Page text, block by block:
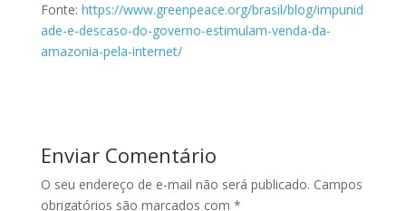
Fonte: https://www.greenpeace.org/brasil/blog/impunid
ade-e-descaso-do-governo-estimulam-venda-da-
amazonia-pela-internet/
Enviar Comentário
O seu endereço de e-mail não será publicado. Campos
obrigatórios são marcados com *